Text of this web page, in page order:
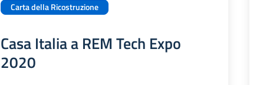
Carta della Ricostruzione
Casa Italia a REM Tech Expo
2020